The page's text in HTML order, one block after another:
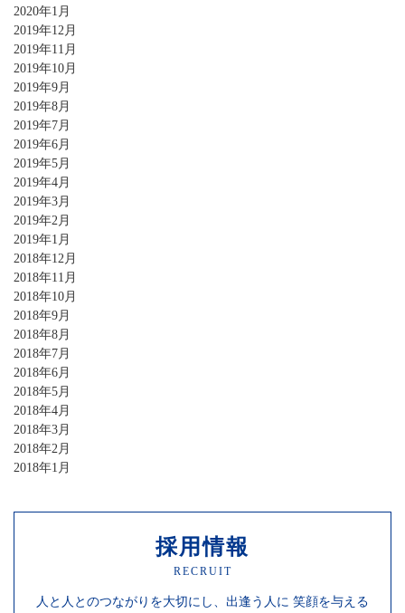
2020年1月
2019年12月
2019年11月
2019年10月
2019年9月
2019年8月
2019年7月
2019年6月
2019年5月
2019年4月
2019年3月
2019年2月
2019年1月
2018年12月
2018年11月
2018年10月
2018年9月
2018年8月
2018年7月
2018年6月
2018年5月
2018年4月
2018年3月
2018年2月
2018年1月
採用情報
RECRUIT
人と人とのつながりを大切にし、 出逢う人に 笑顔を与える